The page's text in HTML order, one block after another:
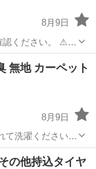
8月9日
ください。 ⚠︎
ー、レコーダー
無地 カーペット
8月9日
て洗濯ください。